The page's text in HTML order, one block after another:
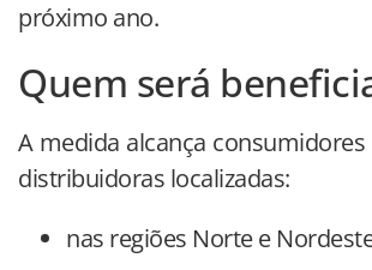
próximo ano.
Quem será
A medida alcança
distribuidoras localizadas:
nas regiões Norte e